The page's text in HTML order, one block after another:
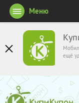
ещё
Меню